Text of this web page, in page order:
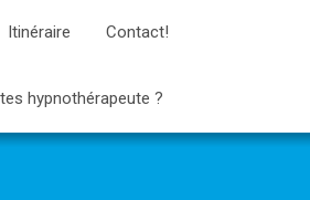
Itinéraire Contact!
hypnothérapeute ?